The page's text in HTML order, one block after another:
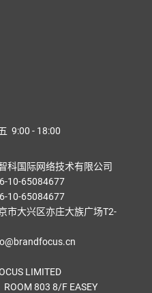
9:00 - 18:00
科国际网络技术有限公司
10-65084677
10-65084677
市大兴区亦庄大族广场T2-
LIMITED
ROOM 803 8/F EASEY